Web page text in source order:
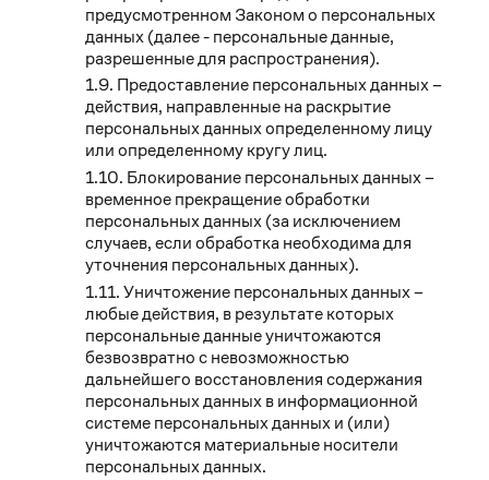
предусмотренном Законом о персональных
данных (далее - персональные данные,
разрешенные для распространения).
Предоставление персональных данных –
действия, направленные на раскрытие
персональных данных определенному лицу
или определенному кругу лиц.
Блокирование персональных данных –
временное прекращение обработки
персональных данных (за исключением
случаев, если обработка необходима для
уточнения персональных данных).
Уничтожение персональных данных –
любые действия, в результате которых
персональные данные уничтожаются
безвозвратно с невозможностью
дальнейшего восстановления содержания
персональных данных в информационной
системе персональных данных и (или)
уничтожаются материальные носители
персональных данных.